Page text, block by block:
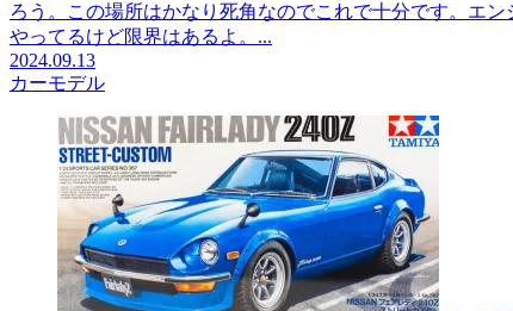
ろう。この場所はかなり死角なのでこれで十分です。エ
やってるけど限界はあるよ。...
2024.09.13
カーモデル